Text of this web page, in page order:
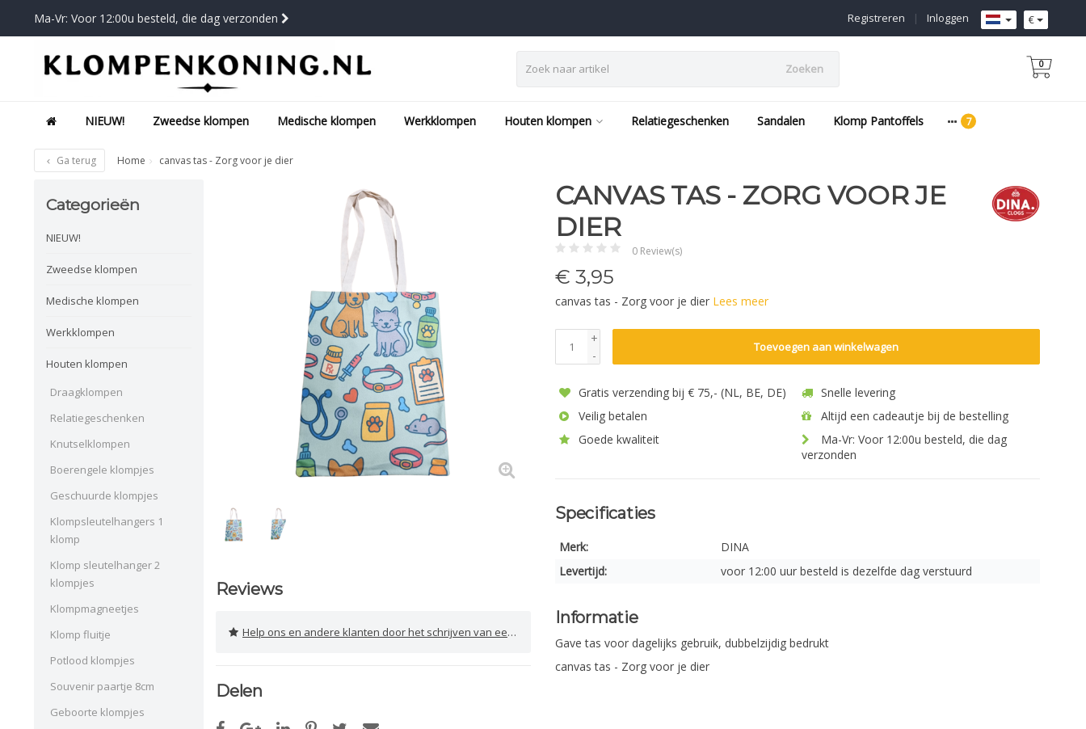
Ma-Vr: Voor 12:00u besteld, die dag verzonden €
Inloggen
|
Registreren
Zoeken 0
NIEUW! Zweedse klompen Medische klompen Werkklompen Houten klompen Relatiegeschenken Sandalen Klomp Pantoffels
Ga terug Home canvas tas - Zorg voor je dier
Categorieën
NIEUW!
Zweedse klompen
Medische klompen
Werkklompen
Houten klompen
Draagklompen
Relatiegeschenken
Knutselklompen
Boerengele klompjes
Geschuurde klompjes
Klompsleutelhangers 1
klomp
Klomp sleutelhanger 2
klompjes
Klompmagneetjes
Klomp fluitje
Potlood klompjes
Souvenir paartje 8cm
Geboorte klompjes
Reviews
Help ons en andere klanten door het schrijven van een review
Delen
CANVAS TAS - ZORG VOOR JE
DIER
0 Review(s)
€ 3,95
canvas tas - Zorg voor je dier Lees meer
+
-
Toevoegen aan winkelwagen
Gratis verzending bij € 75,- (NL, BE, DE)
Snelle levering
Veilig betalen
Altijd een cadeautje bij de bestelling
Goede kwaliteit
Ma-Vr: Voor 12:00u besteld, die dag
verzonden
Specificaties
Merk:
DINA
Levertijd:
voor 12:00 uur besteld is dezelfde dag verstuurd
Informatie
Gave tas voor dagelijks gebruik, dubbelzijdig bedrukt
canvas tas - Zorg voor je dier